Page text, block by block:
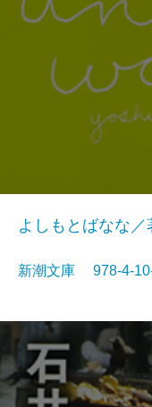
よしもとばなな／
新潮文庫 978-4-